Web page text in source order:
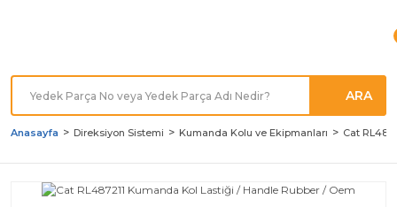
ARA
Anasayfa Direksiyon Sistemi Kumanda Kolu ve Ekipmanları Cat